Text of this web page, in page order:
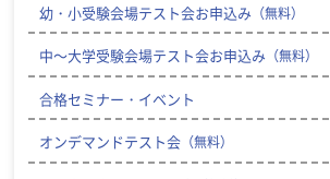
幼・小受験会場テスト会お申込み （無料）
中～大学受験会場テスト会お申込み （無料）
合格セミナー・イベント
オンデマンドテスト会 （無料）